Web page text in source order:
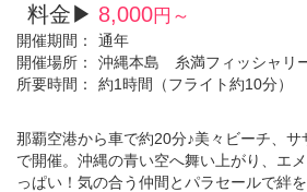
料金▶ 8,000円～
開催期間：
通年
開催場所：
沖縄本島 糸満フィッシャリ
所要時間：
約1時間（フライト約10分）
那覇空港から車で約20分♪美々ビーチ、
で開催。沖縄の青い空へ舞い上がり、エ
っぱい！気の合う仲間とパラセールで絆